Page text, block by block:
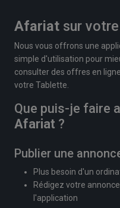
Afariat sur
Nous vous offrons une
simple d'utilisation pour
consulter des offres en
votre Tablette.
Que puis-je faire
Afariat ?
Publier une
Plus besoin d'un
Rédigez votre
l'application